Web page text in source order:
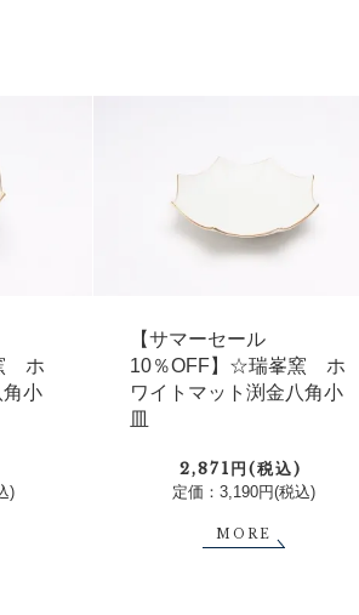
ホ
角小
)
【サマーセール
10％OFF】☆瑞峯窯 ホ
ワイトマット渕金八角小
皿
2,871円(税込)
定価：3,190円(税込)
MORE